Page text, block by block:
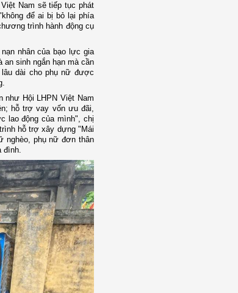
Nam sẽ tiếp tục phát
để ai bị bỏ lại phía
trình hành động cụ
nhân của bạo lực gia
sinh ngắn hạn mà cần
dài cho phụ nữ được
Hội LHPN Việt Nam
hỗ trợ vay vốn ưu đãi,
lao động của mình", chị
hỗ trợ xây dựng "Mái
nghèo, phụ nữ đơn thân
đình.